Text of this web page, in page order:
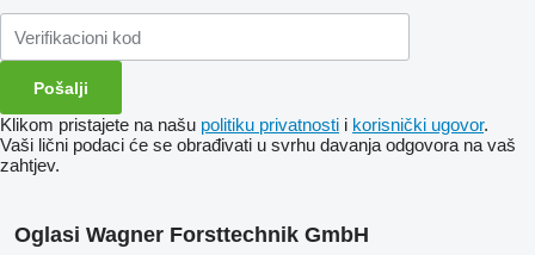
Klikom pristajete na našu politiku privatnosti i korisnički ugovor.
Vaši lični podaci će se obrađivati ​​u svrhu davanja odgovora na vaš
zahtjev.
Oglasi Wagner Forsttechnik GmbH